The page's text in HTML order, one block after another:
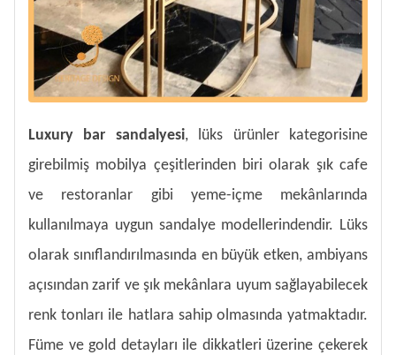
Luxury bar sandalyesi, lüks ürünler kategorisine
girebilmiş mobilya çeşitlerinden biri olarak şık cafe
ve restoranlar gibi yeme-içme mekânlarında
kullanılmaya uygun sandalye modellerindendir. Lüks
olarak sınıflandırılmasında en büyük etken, ambiyans
açısından zarif ve şık mekânlara uyum sağlayabilecek
renk tonları ile hatlara sahip olmasında yatmaktadır.
Füme ve gold detayları ile dikkatleri üzerine çekerek